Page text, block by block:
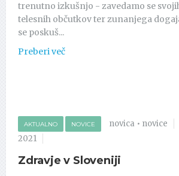
trenutno izkušnjo - zavedamo se
telesnih občutkov ter zunanjega
se poskuš...
Preberi več
AKTUALNO NOVICE novica • novice
2021
Zdravje v Sloveniji